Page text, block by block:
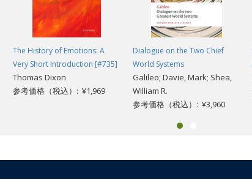
The History of Emotions: A
Very Short Introduction [#735]
Thomas Dixon
参考価格（税込）: ¥1,969
Dialogue on the Two Chief
World Systems
Galileo; Davie, Mark; Shea,
William R.
参考価格（税込）: ¥3,960